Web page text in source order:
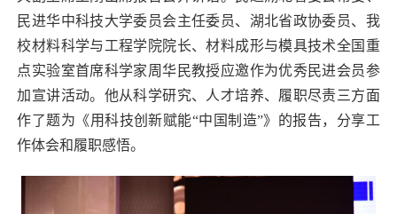
民进华中科技大学委员会主任委员、湖北省政协委员、我
校材料科学与工程学院院长、材料成形与模具技术全国重
点实验室首席科学家周华民教授应邀作为优秀民进会员参
加宣讲活动。他从科学研究、人才培养、履职尽责三方面
作了题为《用科技创新赋能“中国制造”》的报告，分享工
作体会和履职感悟。